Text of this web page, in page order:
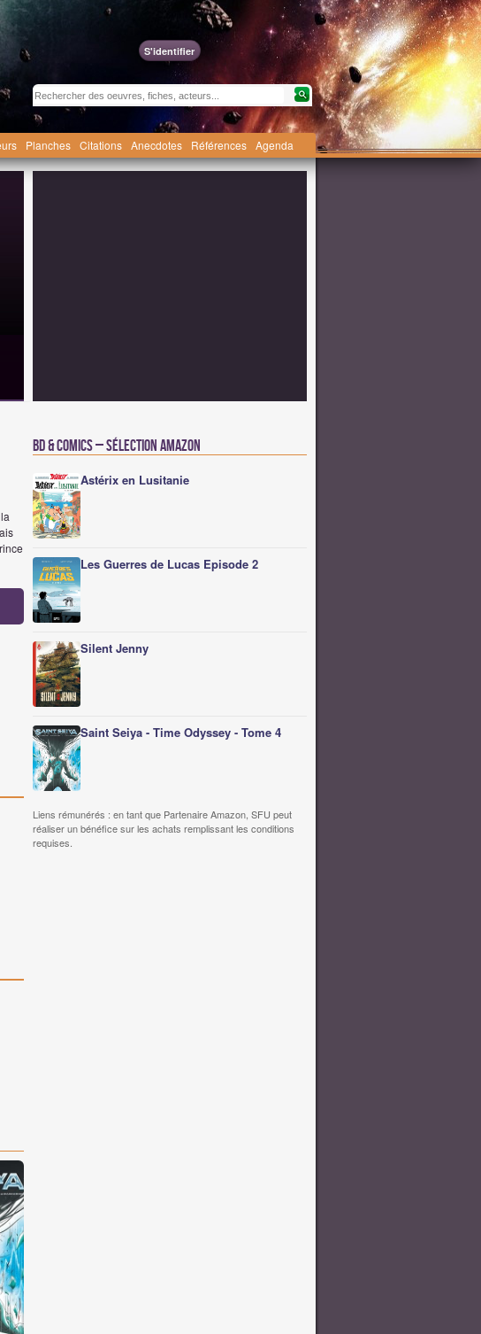
S'identifier
Planches Citations Anecdotes Références Agenda
BD & Comics – Sélection Amazon
Astérix en Lusitanie
Les Guerres de Lucas Episode 2
Silent Jenny
Saint Seiya - Time Odyssey - Tome 4
Liens rémunérés : en tant que Partenaire Amazon, SFU peut
réaliser un bénéfice sur les achats remplissant les conditions
requises.